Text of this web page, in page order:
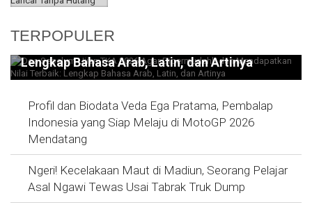
TERPOPULER
Doa Sebelum Ujian TKA 2026 Agar
Lengkap Bahasa Arab, Latin, dan Artinya
Profil dan Biodata Veda Ega Pratama, Pembalap
Indonesia yang Siap Melaju di MotoGP 2026
Mendatang
Ngeri! Kecelakaan Maut di Madiun, Seorang Pelajar
Asal Ngawi Tewas Usai Tabrak Truk Dump